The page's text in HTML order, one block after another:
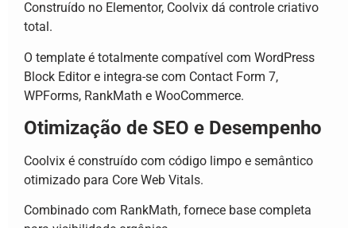
Construído no Elementor, Coolvix dá controle criativo
total.
O template é totalmente compatível com WordPress
Block Editor e integra-se com Contact Form 7,
WPForms, RankMath e WooCommerce.
Otimização de SEO e Desempenho
Coolvix é construído com código limpo e semântico
otimizado para Core Web Vitals.
Combinado com RankMath, fornece base completa